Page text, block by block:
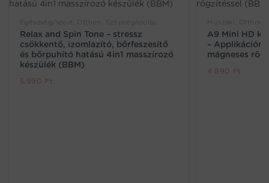
Relax and Spin Tone – stressz
csökkentő, izomlazító, bőrfeszesítő
és bőrpuhító hatású 4in1 masszírozó
készülék (BBM)
5.990 Ft
A9 Mini HD
– Applikáción
mágneses
4.890 Ft